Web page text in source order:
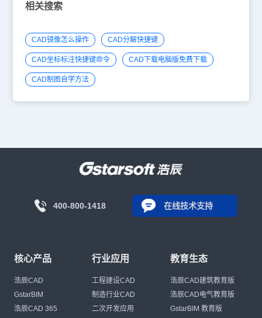
相关搜索
CAD镜像怎么操作 CAD分解快捷键
CAD坐标标注快捷键命令 CAD下载电脑版免费下载
CAD制图自学方法
400-800-1418 在线技术支持
核心产品
浩辰CAD
GstarBIM
浩辰CAD 365
行业应用
工程建设CAD
制造行业CAD
二次开发应用
教育生态
浩辰CAD建筑教育版
浩辰CAD电气教育版
GstarBIM 教育版